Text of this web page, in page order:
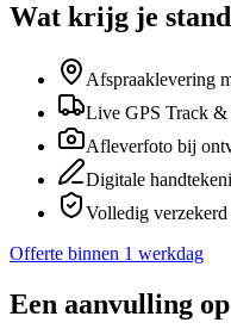
Wat krijg je
Afspraaklevering
Live GPS Track &
Afleverfoto bij
Digitale
Volledig verzekerd
Offerte binnen 1 werkdag
Een aanvulling